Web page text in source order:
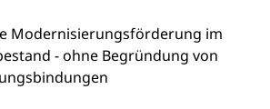
Modernisierungsförderung im
- ohne Begründung von